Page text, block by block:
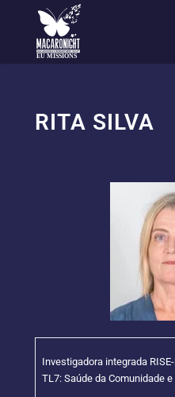
EU MISSIONS
RITA SILVA
Investigadora integrada
TL7: Saúde da Comunidade